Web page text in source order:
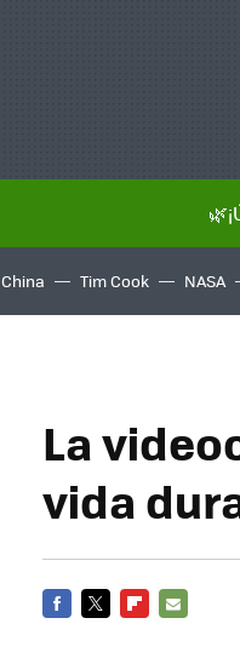
China Tim Cook NASA
La
vida